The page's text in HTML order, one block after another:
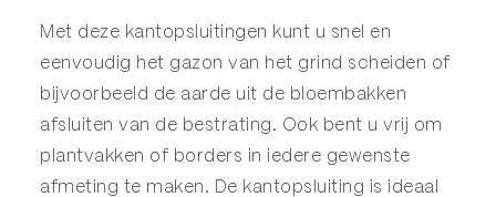
Met deze kantopsluitingen kunt u snel en
eenvoudig het gazon van het grind scheiden of
bijvoorbeeld de aarde uit de bloembakken
afsluiten van de bestrating. Ook bent u vrij om
plantvakken of borders in iedere gewenste
afmeting te maken. De kantopsluiting is ideaal